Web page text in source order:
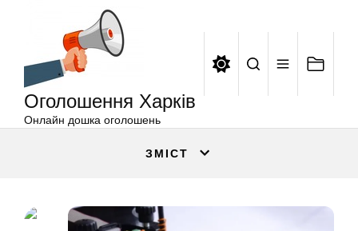
Оголошення Харків
Онлайн дошка оголошень
ЗМІСТ